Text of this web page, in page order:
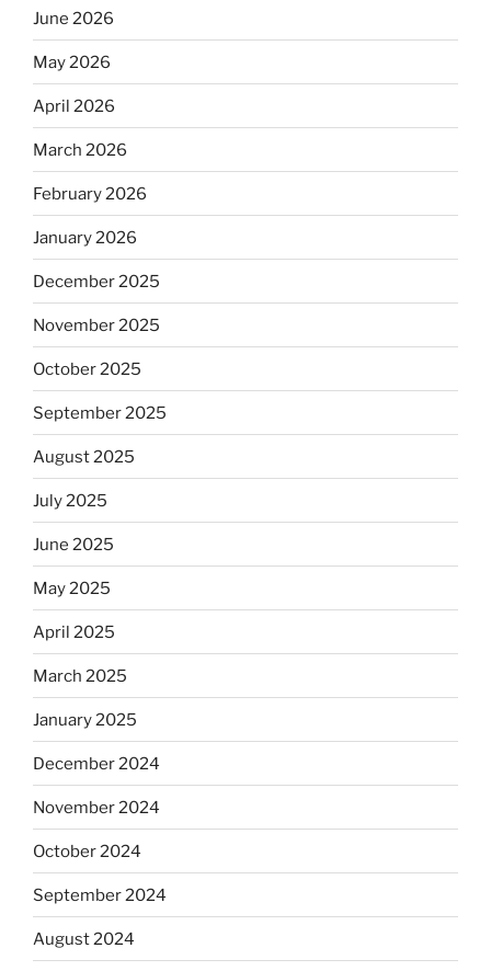
June 2026
May 2026
April 2026
March 2026
February 2026
January 2026
December 2025
November 2025
October 2025
September 2025
August 2025
July 2025
June 2025
May 2025
April 2025
March 2025
January 2025
December 2024
November 2024
October 2024
September 2024
August 2024